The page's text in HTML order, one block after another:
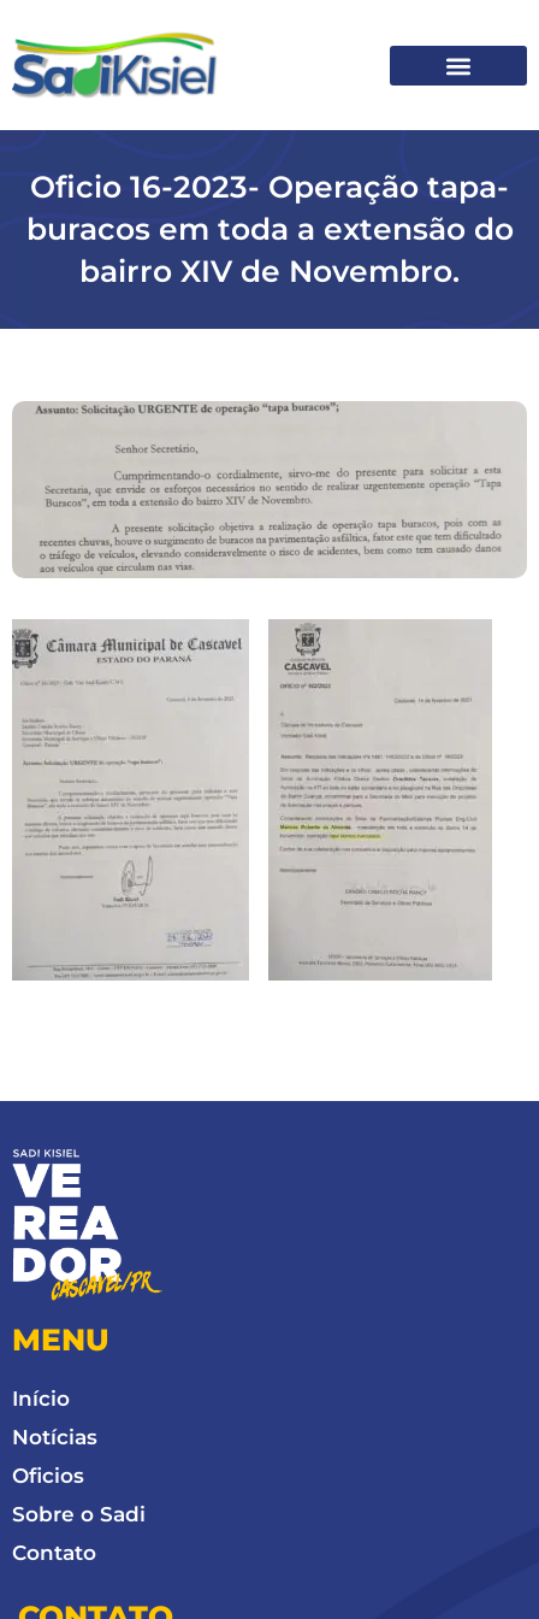
Oficio 16-2023- Operação tapa-
buracos em toda a extensão do
bairro XIV de Novembro.
MENU
Início
Notícias
Oficios
Sobre o Sadi
Contato